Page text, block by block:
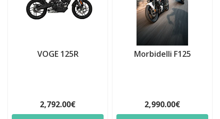
VOGE 125R
2,792.00€
Morbidelli F125
2,990.00€